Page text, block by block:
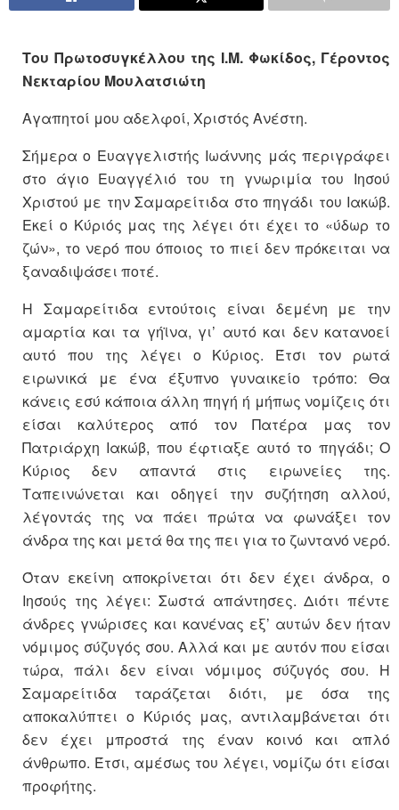
Του Πρωτοσυγκέλλου της Ι.Μ. Φωκίδος, Γέροντος
Νεκταρίου Μουλατσιώτη
Αγαπητοί μου αδελφοί, Χριστός Ανέστη.
Σήμερα ο Ευαγγελιστής Ιωάννης μάς περιγράφει
στο άγιο Ευαγγέλιό του τη γνωριμία του Ιησού
Χριστού με την Σαμαρείτιδα στο πηγάδι του Ιακώβ.
Εκεί ο Κύριός μας της λέγει ότι έχει το «ύδωρ το
ζών», το νερό που όποιος το πιεί δεν πρόκειται να
ξαναδιψάσει ποτέ.
Η Σαμαρείτιδα εντούτοις είναι δεμένη με την
αμαρτία και τα γήϊνα, γι’ αυτό και δεν κατανοεί
αυτό που της λέγει ο Κύριος. Έτσι τον ρωτά
ειρωνικά με ένα έξυπνο γυναικείο τρόπο: Θα
κάνεις εσύ κάποια άλλη πηγή ή μήπως νομίζεις ότι
είσαι καλύτερος από τον Πατέρα μας τον
Πατριάρχη Ιακώβ, που έφτιαξε αυτό το πηγάδι; Ο
Κύριος δεν απαντά στις ειρωνείες της.
Ταπεινώνεται και οδηγεί την συζήτηση αλλού,
λέγοντάς της να πάει πρώτα να φωνάξει τον
άνδρα της και μετά θα της πει για το ζωντανό νερό.
Όταν εκείνη αποκρίνεται ότι δεν έχει άνδρα, ο
Ιησούς της λέγει: Σωστά απάντησες. Διότι πέντε
άνδρες γνώρισες και κανένας εξ’ αυτών δεν ήταν
νόμιμος σύζυγός σου. Αλλά και με αυτόν που είσαι
τώρα, πάλι δεν είναι νόμιμος σύζυγός σου. Η
Σαμαρείτιδα ταράζεται διότι, με όσα της
αποκαλύπτει ο Κύριός μας, αντιλαμβάνεται ότι
δεν έχει μπροστά της έναν κοινό και απλό
άνθρωπο. Έτσι, αμέσως του λέγει, νομίζω ότι είσαι
προφήτης.